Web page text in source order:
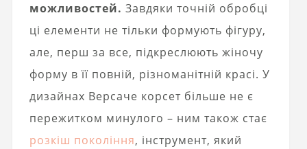
можливостей. Завдяки точній обробці
ці елементи не тільки формують фігуру,
але, перш за все, підкреслюють жіночу
форму в її повній, різноманітній красі. У
дизайнах Версаче корсет більше не є
пережитком минулого – ним також стає
розкіш покоління, інструмент, який